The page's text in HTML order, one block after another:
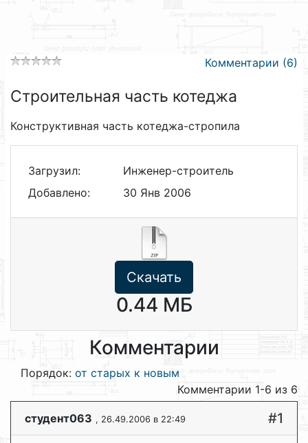
Комментарии (6)
Строительная часть котеджа
Конструктивная часть котеджа-стропила
Загрузил:
Инженер-строитель
Добавлено:
30 Янв 2006
Скачать
0.44 МБ
Комментарии
Порядок: от старых к новым
Комментарии 1-6 из 6
студент063 , 26.49.2006 в 22:49 #1